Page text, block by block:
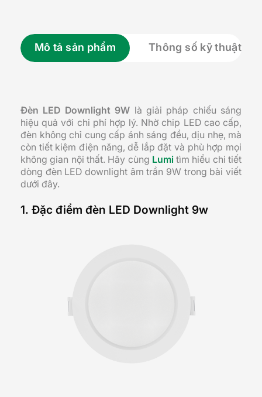
Mô tả sản phẩm Thông số kỹ thuật
Đèn LED Downlight 9W là giải pháp chiếu sáng
hiệu quả với chi phí hợp lý. Nhờ chip LED cao cấp,
đèn không chỉ cung cấp ánh sáng đều, dịu nhẹ, mà
còn tiết kiệm điện năng, dễ lắp đặt và phù hợp mọi
không gian nội thất. Hãy cùng Lumi tìm hiểu chi tiết
dòng đèn LED downlight âm trần 9W trong bài viết
dưới đây.
1. Đặc điểm đèn LED Downlight 9w